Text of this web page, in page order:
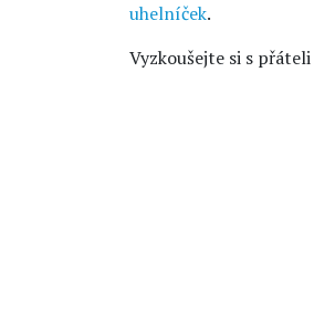
uhelníček.
Vyzkoušejte si s přáteli